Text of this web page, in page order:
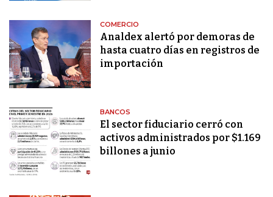
COMERCIO
Analdex alertó por demoras de
hasta cuatro días en registros de
importación
BANCOS
El sector fiduciario cerró con
activos administrados por $1.169
billones a junio